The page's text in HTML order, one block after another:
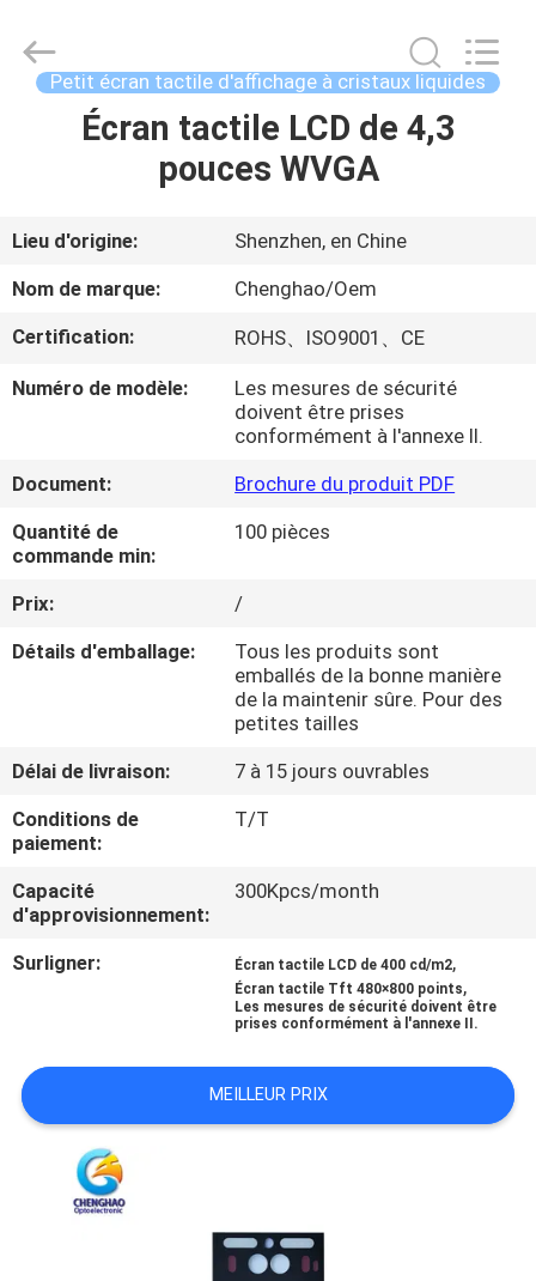
PRODUITS
PROPOS
NOUS
VISITE
DE
L'USINE
DE
QUALITÉ
NOUS
CONTACTER
UN DEVIS
PLAN
Shenzhen
ChengHao
OptoelectronicPetit écran tactile d'affichage à cristaux liquides
Écran tactile LCD de 4,3
pouces WVGA
Lieu d'origine:
Shenzhen, en Chine
Nom de marque:
Chenghao/Oem
Certification:
ROHS、ISO9001、CE
Numéro de modèle:
Les mesures de sécurité
doivent être prises
conformément à l'annexe II.
Document:
Brochure du produit PDF
Quantité de
commande min:
100 pièces
Prix:
/
Détails d'emballage:
Tous les produits sont
emballés de la bonne manière
de la maintenir sûre. Pour des
petites tailles
Délai de livraison:
7 à 15 jours ouvrables
Conditions de
paiement:
T/T
Capacité
d'approvisionnement:
300Kpcs/month
Surligner: Écran tactile LCD de 400 cd/m2,
Écran tactile Tft 480×800 points,
Les mesures de sécurité doivent être
prises conformément à l'annexe II.
MEILLEUR PRIX